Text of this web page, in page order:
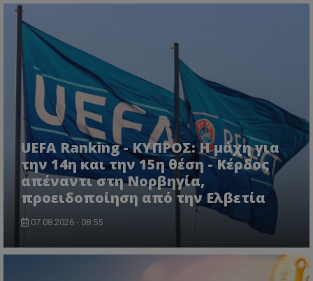
UEFA Ranking - ΚΥΠΡΟΣ: Η μάχη για
την 14η και την 15η θέση - Κέρδος
απέναντι στη Νορβηγία,
προειδοποίηση από την Ελβετία
07.08.2026 - 08:55